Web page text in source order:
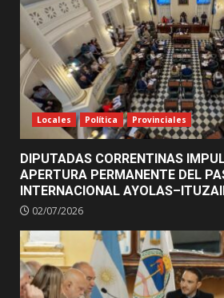
Locales Política Provinciales
DIPUTADAS CORRENTINAS
APERTURA PERMANENTE DEL
INTERNACIONAL
02/07/2026